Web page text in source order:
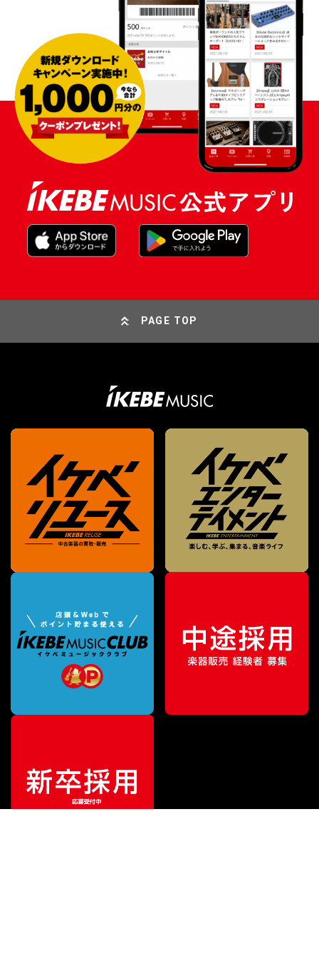
販売価格¥ 7,150（税込）
¥6,050（税込）
PAGE TOP